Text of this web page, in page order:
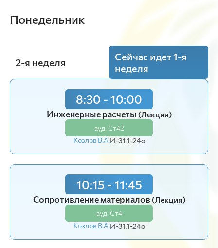
Понедельник
2-я неделя
Сейчас идет 1-я
неделя
8:30 - 10:00
Инженерные расчеты (Лекция)
ауд. Ст42
Козлов В.А.И-31.1-24o
10:15 - 11:45
Сопротивление материалов (Лекция)
ауд. Ст4
Козлов В.А.И-31.1-24o
8:30 - 10:00
Организационное поведение(Лекция)
ауд. Ст42
Цветцых А.В.И-31.1-24o
10:15 - 11:45
Средства малой механизации(Лекция)
ауд. Ст42
Филимонов К.В. И-31.1-24o